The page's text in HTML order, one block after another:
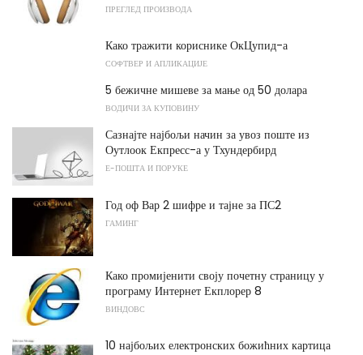
ПРЕГЛЕД ПРОИЗВОДА
Како тражити кориснике ОкЦупид-а
СОФТВЕР И АПЛИКАЦИЈЕ
5 бежичне мишеве за мање од 50 долара
ВОДИЧИ ЗА КУПОВИНУ
Сазнајте најбољи начин за увоз поште из
Оутлоок Екпресс-а у Тхундербирд
Е-ПОШТА И ПОРУКЕ
Год оф Вар 2 шифре и тајне за ПС2
ГАМИНГ
Како промијенити своју почетну страницу у
програму Интернет Екплорер 8
ВИНДОВС
10 најбољих електронских божићних картица